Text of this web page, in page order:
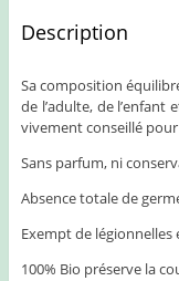
Description
Sa composition
de l’adulte, de
vivement conseillé
Sans parfum, ni
Absence totale de
Exempt de
100% Bio préserve la